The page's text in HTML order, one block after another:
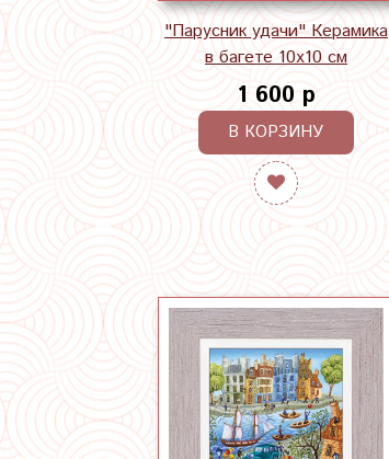
"Парусник удачи" Керамика
в багете 10х10 см
1 600 р
В КОРЗИНУ